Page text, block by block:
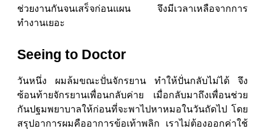
ช่วยงานกันจนเสร็จก่อนแผน จึงมีเวลาเหลือจากการ
ทำงานเยอะ
Seeing to Doctor
วันหนึ่ง ผมล้มขณะปั่นจักรยาน ทำให้ปั่นกลับไม่ได้ จึง
ซ้อนท้ายจักรยานเพื่อนกลับค่าย เมื่อกลับมาถึงเพื่อนช่วย
กันปฐมพยาบาลให้ก่อนที่จะพาไปหาหมอในวันถัดไป โดย
สรุปอาการผมคืออาการข้อเท้าพลิก เราไม่ต้องออกค่าใช้